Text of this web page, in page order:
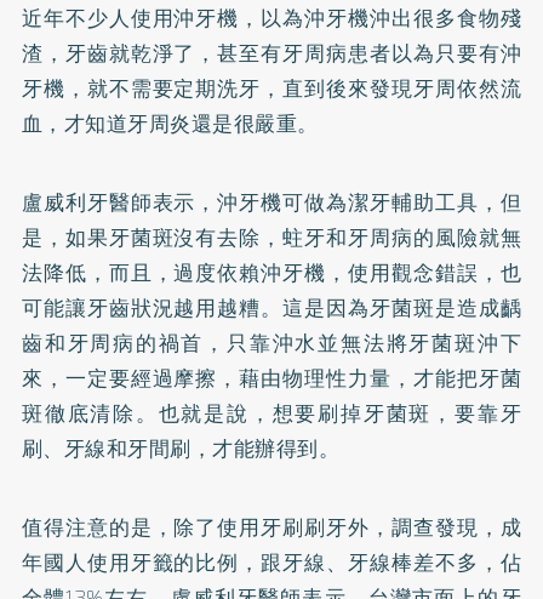
近年不少人使用沖牙機，以為沖牙機沖出很多食物殘
渣，牙齒就乾淨了，甚至有牙周病患者以為只要有沖
牙機，就不需要定期洗牙，直到後來發現牙周依然流
血，才知道牙周炎還是很嚴重。
盧威利牙醫師表示，沖牙機可做為潔牙輔助工具，但
是，如果牙菌斑沒有去除，蛀牙和牙周病的風險就無
法降低，而且，過度依賴沖牙機，使用觀念錯誤，也
可能讓牙齒狀況越用越糟。這是因為牙菌斑是造成齲
齒和牙周病的禍首，只靠沖水並無法將牙菌斑沖下
來，一定要經過摩擦，藉由物理性力量，才能把牙菌
斑徹底清除。也就是說，想要刷掉牙菌斑，要靠牙
刷、牙線和牙間刷，才能辦得到。
值得注意的是，除了使用牙刷刷牙外，調查發現，成
年國人使用牙籤的比例，跟牙線、牙線棒差不多，佔